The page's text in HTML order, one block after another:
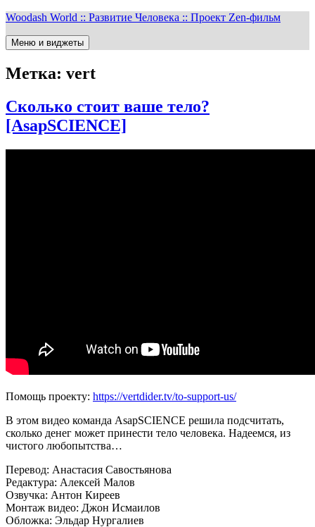
Перейти
содержимому
Woodash World :: Развитие Человека :: Проект Zen-фильм
Меню и виджеты
Метка: vert
Сколько стоит ваше тело?
[AsapSCIENCE]
Помощь проекту: https://vertdider.tv/to-support-us/
В этом видео команда AsapSCIENCE решила подсчитать,
сколько денег может принести тело человека. Надеемся, из
чистого любопытства…
Перевод: Анастасия Савостьянова
Редактура: Алексей Малов
Озвучка: Антон Киреев
Монтаж видео: Джон Исмаилов
Обложка: Эльдар Нургалиев